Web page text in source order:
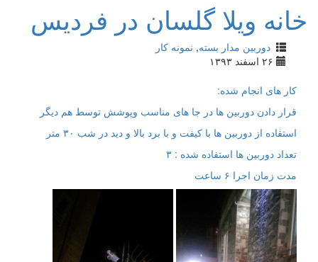
خانه ویلا گلسان در فردیس
دوربین مدار بسته, نمونه کار
۲۶ اسفند ۱۳۹۳
کار های انجام شده:
قرار دادن دوربین ها در جا های مناسب وپوشش توسط هم دیگر
استفاده از دوربین ها با کیفت و با برد بالا و دید در شب ۳۰ متر
تعداد دوربین ها استفاده شده : ۳
مدت زمان اجرا ۶ ساعت